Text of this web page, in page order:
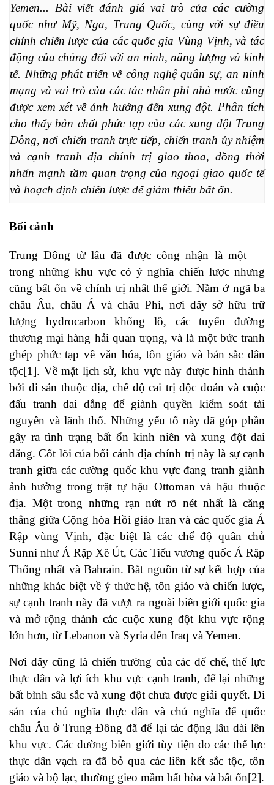
Yemen... Bài viết đánh giá vai trò của các cường
quốc như Mỹ, Nga, Trung Quốc, cùng với sự điều
chỉnh chiến lược của các quốc gia Vùng Vịnh, và tác
động của chúng đối với an ninh, năng lượng và kinh
tế. Những phát triển về công nghệ quân sự, an ninh
mạng và vai trò của các tác nhân phi nhà nước cũng
được xem xét về ảnh hưởng đến xung đột. Phân tích
cho thấy bản chất phức tạp của các xung đột Trung
Đông, nơi chiến tranh trực tiếp, chiến tranh ủy nhiệm
và cạnh tranh địa chính trị giao thoa, đồng thời
nhấn mạnh tầm quan trọng của ngoại giao quốc tế
và hoạch định chiến lược để giảm thiểu bất ổn.
Bối cảnh
Trung Đông từ lâu đã được công nhận là một
trong những khu vực có ý nghĩa chiến lược nhưng
cũng bất ổn về chính trị nhất thế giới. Nằm ở ngã ba
châu Âu, châu Á và châu Phi, nơi đây sở hữu trữ
lượng hydrocarbon khổng lồ, các tuyến đường
thương mại hàng hải quan trọng, và là một bức tranh
ghép phức tạp về văn hóa, tôn giáo và bản sắc dân
tộc[1]. Về mặt lịch sử, khu vực này được hình thành
bởi di sản thuộc địa, chế độ cai trị độc đoán và cuộc
đấu tranh dai dẳng để giành quyền kiểm soát tài
nguyên và lãnh thổ. Những yếu tố này đã góp phần
gây ra tình trạng bất ổn kinh niên và xung đột dai
dẳng. Cốt lõi của bối cảnh địa chính trị này là sự cạnh
tranh giữa các cường quốc khu vực đang tranh giành
ảnh hưởng trong trật tự hậu Ottoman và hậu thuộc
địa. Một trong những rạn nứt rõ nét nhất là căng
thẳng giữa Cộng hòa Hồi giáo Iran và các quốc gia Ả
Rập vùng Vịnh, đặc biệt là các chế độ quân chủ
Sunni như Ả Rập Xê Út, Các Tiểu vương quốc Ả Rập
Thống nhất và Bahrain. Bắt nguồn từ sự kết hợp của
những khác biệt về ý thức hệ, tôn giáo và chiến lược,
sự cạnh tranh này đã vượt ra ngoài biên giới quốc gia
và mở rộng thành các cuộc xung đột khu vực rộng
lớn hơn, từ Lebanon và Syria đến Iraq và Yemen.
Nơi đây cũng là chiến trường của các đế chế, thế lực
thực dân và lợi ích khu vực cạnh tranh, để lại những
bất bình sâu sắc và xung đột chưa được giải quyết. Di
sản của chủ nghĩa thực dân và chủ nghĩa đế quốc
châu Âu ở Trung Đông đã để lại tác động lâu dài lên
khu vực. Các đường biên giới tùy tiện do các thế lực
thực dân vạch ra đã bỏ qua các liên kết sắc tộc, tôn
giáo và bộ lạc, thường gieo mầm bất hòa và bất ổn[2].